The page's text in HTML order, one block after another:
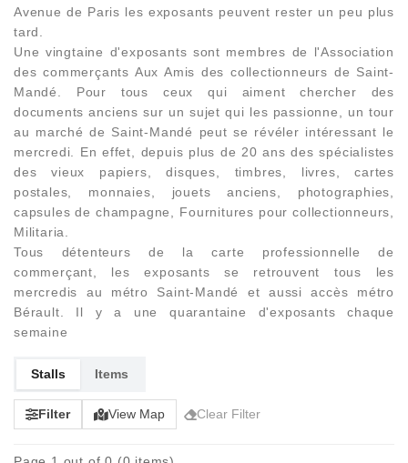
Avenue de Paris les exposants peuvent rester un peu plus
tard.
Une vingtaine d'exposants sont membres de l'Association
des commerçants Aux Amis des collectionneurs de Saint-
Mandé. Pour tous ceux qui aiment chercher des
documents anciens sur un sujet qui les passionne, un tour
au marché de Saint-Mandé peut se révéler intéressant le
mercredi. En effet, depuis plus de 20 ans des spécialistes
des vieux papiers, disques, timbres, livres, cartes
postales, monnaies, jouets anciens, photographies,
capsules de champagne, Fournitures pour collectionneurs,
Militaria.
Tous détenteurs de la carte professionnelle de
commerçant, les exposants se retrouvent tous les
mercredis au métro Saint-Mandé et aussi accès métro
Bérault. Il y a une quarantaine d'exposants chaque
semaine
Stalls Items
Filter View Map Clear Filter